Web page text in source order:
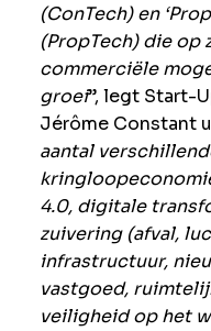
(ConTech) en
(PropTech) die op
commerciële
groei”, legt Start-
Jérôme Constant
aantal
4.0, digitale
zuivering (afval,
infrastructuur,
vastgoed,
veiligheid op het